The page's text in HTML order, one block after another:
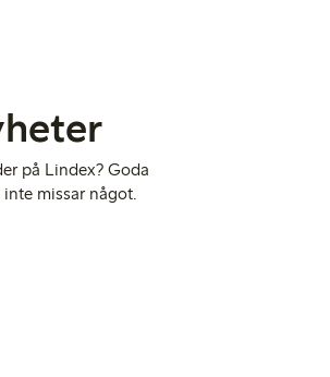
på Lindex? Goda
missar något.